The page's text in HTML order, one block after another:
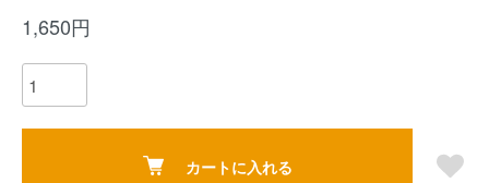
1,650円
カートに入れる